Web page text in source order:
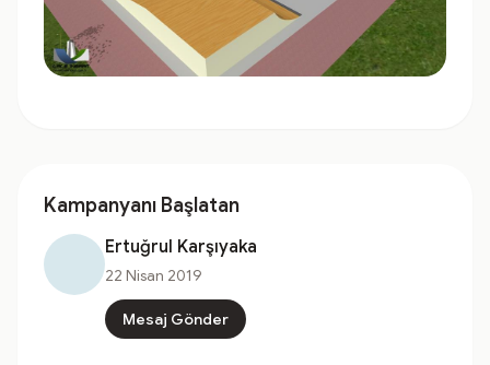
Kampanyanı Başlatan
Ertuğrul Karşıyaka
22 Nisan 2019
Mesaj Gönder